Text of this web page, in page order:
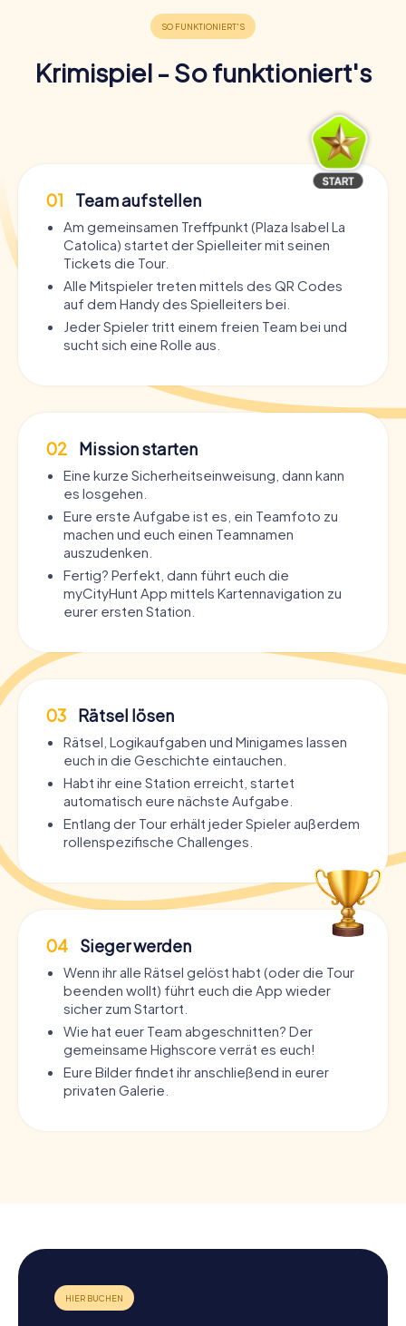
Krimispiel - So funktioniert's
01 Team aufstellen
Am gemeinsamen Treffpunkt (Plaza Isabel La
Catolica) startet der Spielleiter mit seinen
Tickets die Tour.
Alle Mitspieler treten mittels des QR Codes
auf dem Handy des Spielleiters bei.
Jeder Spieler tritt einem freien Team bei und
sucht sich eine Rolle aus.
02 Mission starten
Eine kurze Sicherheitseinweisung, dann kann
es losgehen.
Eure erste Aufgabe ist es, ein Teamfoto zu
machen und euch einen Teamnamen
auszudenken.
Fertig? Perfekt, dann führt euch die
myCityHunt App mittels Kartennavigation zu
eurer ersten Station.
03 Rätsel lösen
Rätsel, Logikaufgaben und Minigames lassen
euch in die Geschichte eintauchen.
Habt ihr eine Station erreicht, startet
automatisch eure nächste Aufgabe.
Entlang der Tour erhält jeder Spieler außerdem
rollenspezifische Challenges.
04 Sieger werden
Wenn ihr alle Rätsel gelöst habt (oder die Tour
beenden wollt) führt euch die App wieder
sicher zum Startort.
Wie hat euer Team abgeschnitten? Der
gemeinsame Highscore verrät es euch!
Eure Bilder findet ihr anschließend in eurer
privaten Galerie.